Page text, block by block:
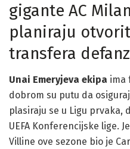
gigante AC
planiraju
transfera
Unai Emeryjeva ekipa ima
dobrom su putu da
plasiraju se u Ligu prvaka,
UEFA Konferencijske lige.
Villine ove sezone bio je